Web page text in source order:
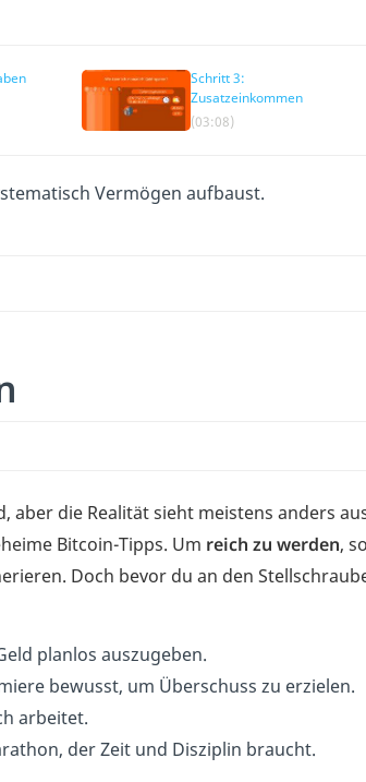
Schritt 3:
Zusatzeinkommen
(03:08)
Vermögen aufbaust.
aber die Realität sieht meistens anders
Bitcoin-Tipps. Um reich zu werden,
Doch bevor du an den
planlos auszugeben.
bewusst, um Überschuss zu erzielen.
arbeitet.
der Zeit und Disziplin braucht.